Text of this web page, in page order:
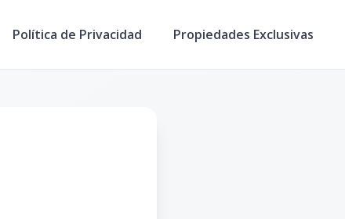
Política de Privacidad Propiedades Exclusivas